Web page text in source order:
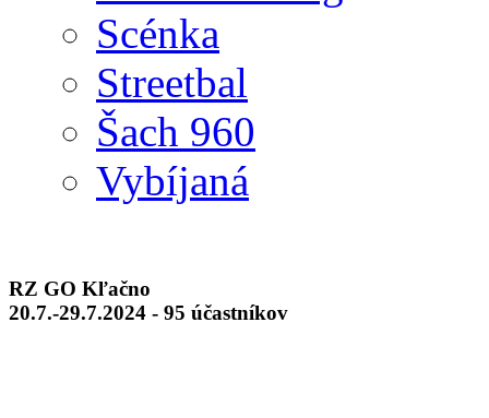
Scénka
Streetbal
Šach 960
Vybíjaná
RZ GO Kľačno
20.7.-29.7.2024 - 95 účastníkov